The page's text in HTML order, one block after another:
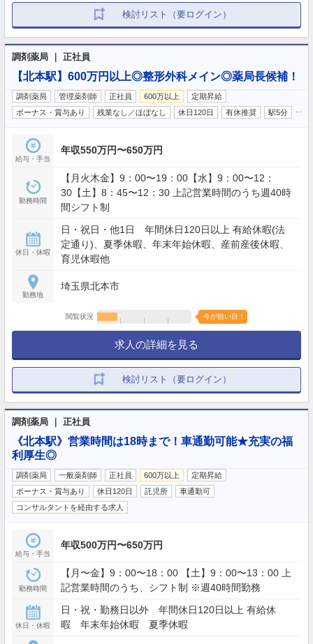
検討リスト（要ログイン）
調剤薬局 ｜ 正社員
【北本駅】600万円以上◎整形外科メイン◎薬局長候補！
調剤薬局 管理薬剤師 正社員 600万以上
定期昇給
ボーナス・賞与あり
残業なし／ほぼなし 休日120日 有休推奨 駅5分
給与・手当
年収550万円〜650万円
勤務時間
【月火木金】9：00〜19：00【水】9：00〜12：
30【土】8：45〜12：30 上記営業時間のうち週40時
間シフト制
休日・休暇
日・祝日・他1日 年間休日120日以上 有給休暇(法
定通り)、夏季休暇、年末年始休暇、産前産後休暇、
育児休暇他
勤務地
埼玉県北本市
閲覧状況 今が狙い目！
求人の詳細を見る
検討リスト（要ログイン）
調剤薬局 ｜ 正社員
《北本駅》営業時間は18時まで！車通勤可能★充実の福
利厚生◎
調剤薬局 一般薬剤師 正社員 600万以上
定期昇給
ボーナス・賞与あり
休日120日 託児所
車通勤可
コンサルタントを経由する求人
給与・手当
年収500万円〜650万円
勤務時間
【月〜金】9：00〜18：00 【土】9：00〜13：00 上
記営業時間のうち、シフト制 ※週40時間勤務
休日・休暇
日・祝・勤務日以外 年間休日120日以上 有給休
暇 年末年始休暇 夏季休暇